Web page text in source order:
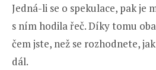
Jedná-li se o spekulace, pak je
s ním hodila řeč. Díky tomu
čem jste, než se rozhodnete,
dál.